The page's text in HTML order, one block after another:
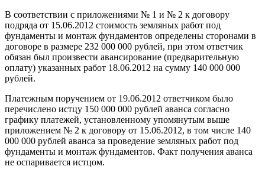
В соответствии с приложениями № 1 и № 2 к договору
подряда от 15.06.2012 стоимость земляных работ под
фундаменты и монтаж фундаментов определены сторонами в
договоре в размере 232 000 000 рублей, при этом ответчик
обязан был произвести авансирование (предварительную
оплату) указанных работ 18.06.2012 на сумму 140 000 000
рублей.
Платежным поручением от 19.06.2012 ответчиком было
перечислено истцу 150 000 000 рублей аванса согласно
графику платежей, установленному упомянутым выше
приложением № 2 к договору от 15.06.2012, в том числе 140
000 000 рублей аванса за проведение земляных работ под
фундаменты и монтаж фундаментов. Факт получения аванса
не оспаривается истцом.